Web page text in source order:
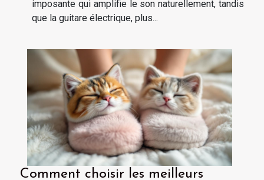
imposante qui amplifie le son naturellement, tandis
que la guitare électrique, plus...
Comment choisir les meilleurs